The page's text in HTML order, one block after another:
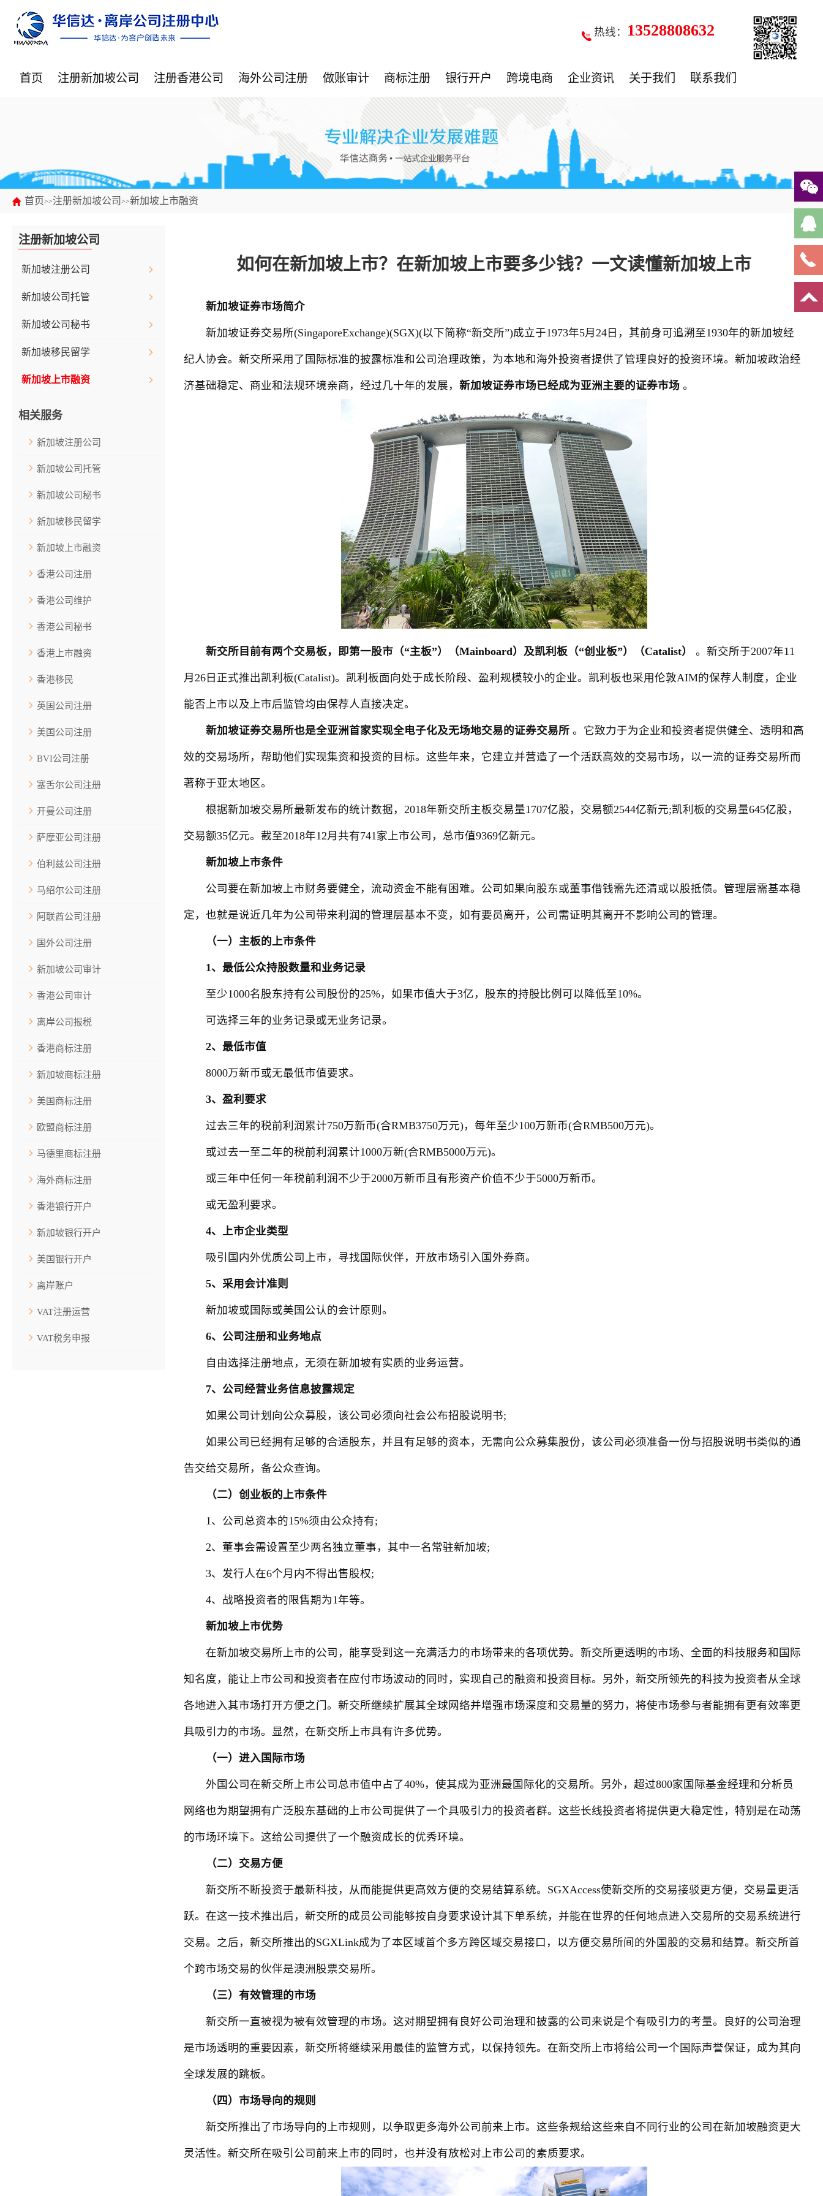
热线： 13528808632
首页 注册新加坡公司 注册香港公司 海外公司注册 做账审计 商标注册 银行开户 跨境电商 企业资讯 关于我们 联系我们
首页>>注册新加坡公司>>新加坡上市融资
注册新加坡公司
新加坡注册公司
新加坡公司托管
新加坡公司秘书
新加坡移民留学
新加坡上市融资
相关服务
新加坡注册公司
新加坡公司托管
新加坡公司秘书
新加坡移民留学
新加坡上市融资
香港公司注册
香港公司维护
香港公司秘书
香港上市融资
香港移民
英国公司注册
美国公司注册
BVI公司注册
塞舌尔公司注册
开曼公司注册
萨摩亚公司注册
伯利兹公司注册
马绍尔公司注册
阿联酋公司注册
国外公司注册
新加坡公司审计
香港公司审计
离岸公司报税
香港商标注册
新加坡商标注册
美国商标注册
欧盟商标注册
马德里商标注册
海外商标注册
香港银行开户
新加坡银行开户
美国银行开户
离岸账户
VAT注册运营
VAT税务申报
如何在新加坡上市？在新加坡上市要多少钱？一文读懂新加坡上市
新加坡证券市场简介
新加坡证券交易所(SingaporeExchange)(SGX)(以下简称“新交所”)成立于1973年5月24日，其前身可追溯至1930年的新加坡经
纪人协会。新交所采用了国际标准的披露标准和公司治理政策，为本地和海外投资者提供了管理良好的投资环境。新加坡政治经
济基础稳定、商业和法规环境亲商，经过几十年的发展，新加坡证券市场已经成为亚洲主要的证券市场 。
新交所目前有两个交易板，即第一股市（“主板”）（Mainboard）及凯利板（“创业板”）（Catalist） 。新交所于2007年11
月26日正式推出凯利板(Catalist)。凯利板面向处于成长阶段、盈利规模较小的企业。凯利板也采用伦敦AIM的保荐人制度，企业
能否上市以及上市后监管均由保荐人直接决定。
新加坡证券交易所也是全亚洲首家实现全电子化及无场地交易的证券交易所 。它致力于为企业和投资者提供健全、透明和高
效的交易场所，帮助他们实现集资和投资的目标。这些年来，它建立并营造了一个活跃高效的交易市场，以一流的证券交易所而
著称于亚太地区。
根据新加坡交易所最新发布的统计数据，2018年新交所主板交易量1707亿股，交易额2544亿新元;凯利板的交易量645亿股，
交易额35亿元。截至2018年12月共有741家上市公司，总市值9369亿新元。
新加坡上市条件
公司要在新加坡上市财务要健全，流动资金不能有困难。公司如果向股东或董事借钱需先还清或以股抵债。管理层需基本稳
定，也就是说近几年为公司带来利润的管理层基本不变，如有要员离开，公司需证明其离开不影响公司的管理。
（一）主板的上市条件
1、最低公众持股数量和业务记录
至少1000名股东持有公司股份的25%，如果市值大于3亿，股东的持股比例可以降低至10%。
可选择三年的业务记录或无业务记录。
2、最低市值
8000万新币或无最低市值要求。
3、盈利要求
过去三年的税前利润累计750万新币(合RMB3750万元)，每年至少100万新币(合RMB500万元)。
或过去一至二年的税前利润累计1000万新(合RMB5000万元)。
或三年中任何一年税前利润不少于2000万新币且有形资产价值不少于5000万新币。
或无盈利要求。
4、上市企业类型
吸引国内外优质公司上市，寻找国际伙伴，开放市场引入国外券商。
5、采用会计准则
新加坡或国际或美国公认的会计原则。
6、公司注册和业务地点
自由选择注册地点，无须在新加坡有实质的业务运营。
7、公司经营业务信息披露规定
如果公司计划向公众募股，该公司必须向社会公布招股说明书;
如果公司已经拥有足够的合适股东，并且有足够的资本，无需向公众募集股份，该公司必须准备一份与招股说明书类似的通
告交给交易所，备公众查询。
（二）创业板的上市条件
1、公司总资本的15%须由公众持有;
2、董事会需设置至少两名独立董事，其中一名常驻新加坡;
3、发行人在6个月内不得出售股权;
4、战略投资者的限售期为1年等。
新加坡上市优势
在新加坡交易所上市的公司，能享受到这一充满活力的市场带来的各项优势。新交所更透明的市场、全面的科技服务和国际
知名度，能让上市公司和投资者在应付市场波动的同时，实现自己的融资和投资目标。另外，新交所领先的科技为投资者从全球
各地进入其市场打开方便之门。新交所继续扩展其全球网络并增强市场深度和交易量的努力，将使市场参与者能拥有更有效率更
具吸引力的市场。显然，在新交所上市具有许多优势。
（一）进入国际市场
外国公司在新交所上市公司总市值中占了40%，使其成为亚洲最国际化的交易所。另外，超过800家国际基金经理和分析员
网络也为期望拥有广泛股东基础的上市公司提供了一个具吸引力的投资者群。这些长线投资者将提供更大稳定性，特别是在动荡
的市场环境下。这给公司提供了一个融资成长的优秀环境。
（二）交易方便
新交所不断投资于最新科技，从而能提供更高效方便的交易结算系统。SGXAccess使新交所的交易接驳更方便，交易量更活
跃。在这一技术推出后，新交所的成员公司能够按自身要求设计其下单系统，并能在世界的任何地点进入交易所的交易系统进行
交易。之后，新交所推出的SGXLink成为了本区域首个多方跨区域交易接口，以方便交易所间的外国股的交易和结算。新交所首
个跨市场交易的伙伴是澳洲股票交易所。
（三）有效管理的市场
新交所一直被视为被有效管理的市场。这对期望拥有良好公司治理和披露的公司来说是个有吸引力的考量。良好的公司治理
是市场透明的重要因素，新交所将继续采用最佳的监管方式，以保持领先。在新交所上市将给公司一个国际声誉保证，成为其向
全球发展的跳板。
（四）市场导向的规则
新交所推出了市场导向的上市规则，以争取更多海外公司前来上市。这些条规给这些来自不同行业的公司在新加坡融资更大
灵活性。新交所在吸引公司前来上市的同时，也并没有放松对上市公司的素质要求。